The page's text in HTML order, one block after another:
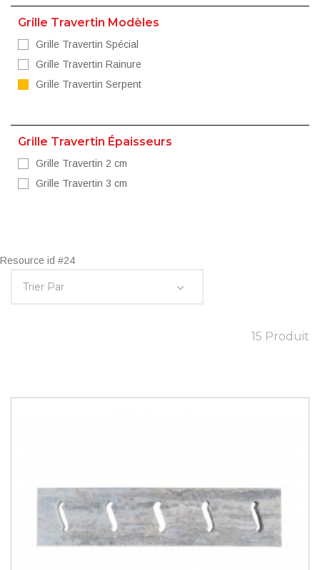
Grille Travertin Modèles
Grille Travertin Spécial
Grille Travertin Rainure
Grille Travertin Serpent
Grille Travertin Épaisseurs
Grille Travertin 2 cm
Grille Travertin 3 cm
Resource id #24
15 Produit